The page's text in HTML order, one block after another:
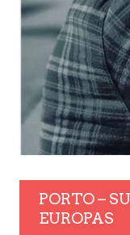
PORTO –
EUROPAS